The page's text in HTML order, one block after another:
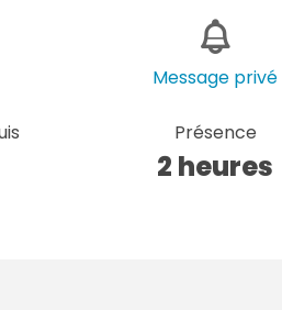
Message privé
Présence
2 heures